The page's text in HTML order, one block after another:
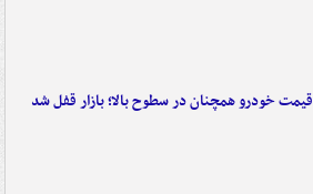
قیمت خودرو همچنان در سطوح بالا؛ بازار قفل شد